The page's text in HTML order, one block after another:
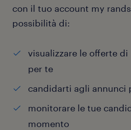
con il tuo account my
possibilità di:
visualizzare le offerte
per te
candidarti agli annunci
monitorare le tue
momento